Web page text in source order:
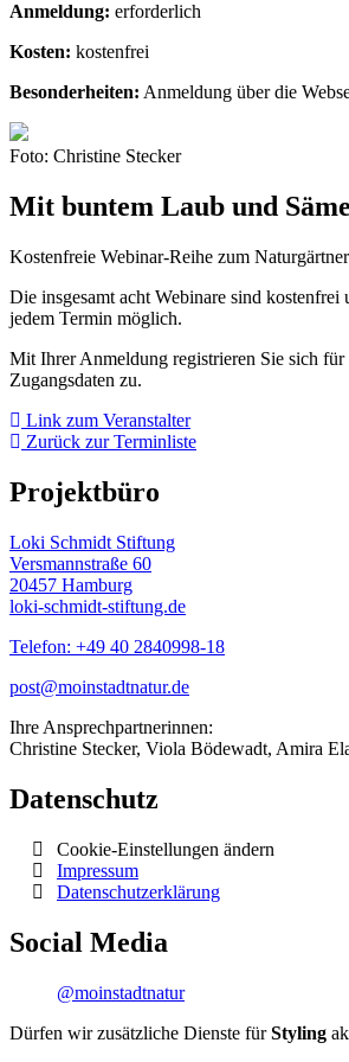
Anmeldung: erforderlich
Kosten: kostenfrei
Besonder­heiten: Anmeldung über die
Foto: Christine Stecker
Mit buntem Laub und
Kostenfreie Webinar-Reihe zum
Die insgesamt acht Webinare sind
jedem Termin möglich.
Mit Ihrer Anmeldung registrieren Sie sich
Zugangsdaten zu.
Link zum Veranstalter
Zurück zur Terminliste
Projektbüro
Loki Schmidt Stiftung
Versmannstraße 60
20457 Hamburg
loki-schmidt-stiftung.de
Telefon: +49 40 2840998-18
post@moinstadtnatur.de
Ihre Ansprechpartnerinnen:
Christine Stecker, Viola Bödewadt, Amira
Datenschutz
Cookie-Einstellungen ändern
Impressum
Datenschutzerklärung
Social Media
@moinstadtnatur
Dürfen wir zusätzliche Dienste fürStyling